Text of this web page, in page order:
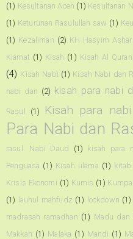
(1) Kesultanan Aceh (1) Kesultanan
(1) Keturunan Rasulullah saw (1)
(1) Kezaliman (2) KH Hasyim Ashari
Kiamat (1) Kisah (1) Kisah Al Quran
(4) Kisah Nabi (1) Kisah Nabi dan
nabi dan (2) kisah para nabi
Rasul (1) Kisah para
Para Nabi dan
rasul. Nabi Daud
(1) kisah para
Penguasa (1) Kisah ulama (1)
Krisis Ekonomi (1) Kumis (1)
(1) lauhul mahfudz (1) lockdown (1)
madrasah ramadhan (1) Madu dan
Makkah (1) Malaka (1) Mandi (1)